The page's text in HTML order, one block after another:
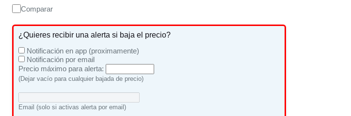
Comparar
¿Quieres recibir una alerta si baja el precio?
Notificación en app (proximamente)
Notificación por email
Precio máximo para alerta:
(Dejar vacío para cualquier bajada de precio)
Email (solo si activas alerta por email)